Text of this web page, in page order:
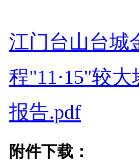
江门台山台城
程"11·15"较
报告.pdf
附件下载：